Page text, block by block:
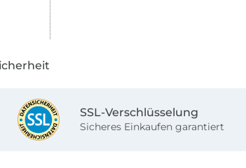
SSL-Verschlüsselung
Sicheres Einkaufen garantiert